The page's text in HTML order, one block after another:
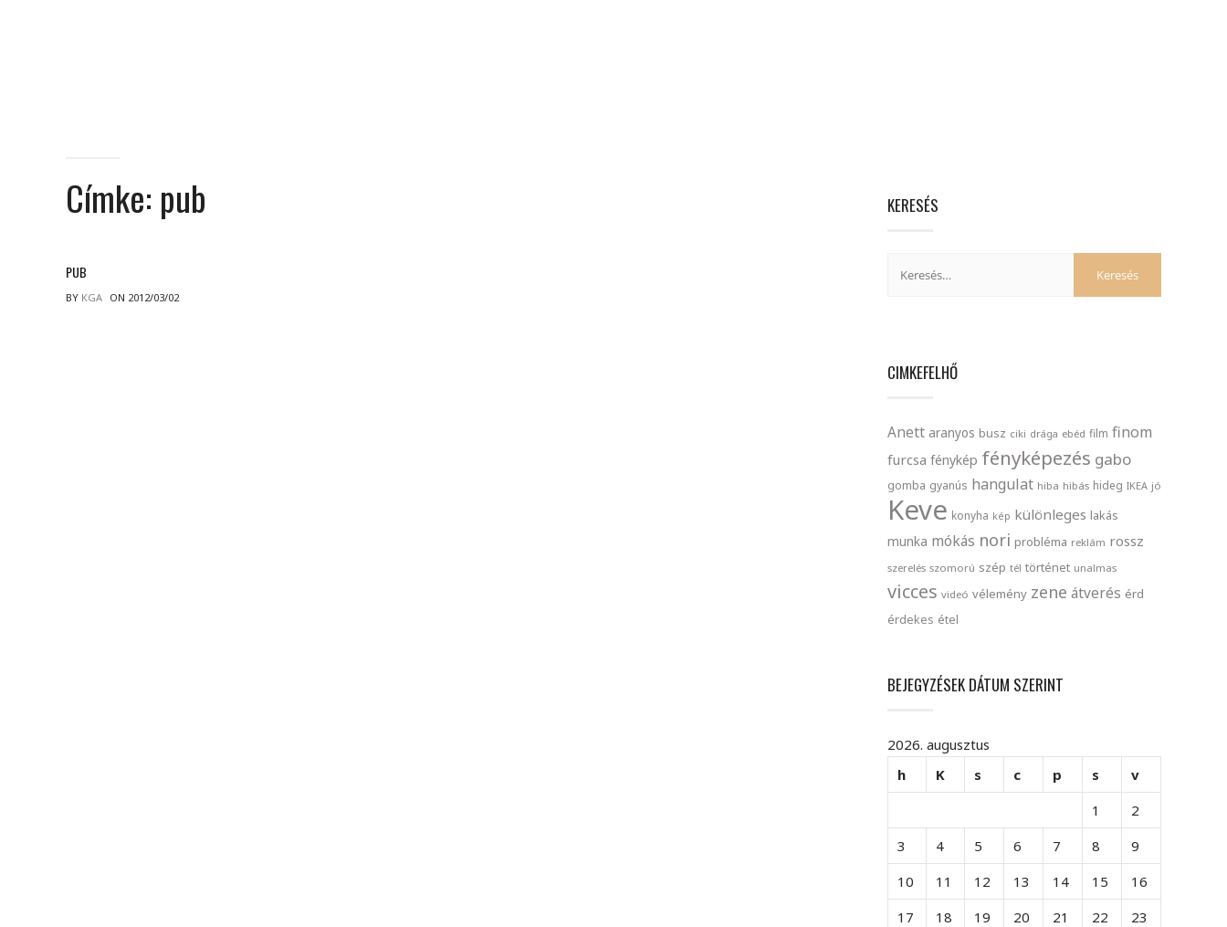
Címke: pub
PUB
BY KGA ON 2012/03/02
KERESÉS
CIMKEFELHŐ
Anett aranyos busz ciki drága ebéd film finom
furcsa fénykép fényképezés gabo
gomba gyanús hangulat hiba hibás hideg IKEA jó
Keve konyha kép különleges lakás
munka mókás nori probléma reklám rossz
szerelés szomorú szép tél történet unalmas
vicces videó vélemény zene átverés érd
érdekes étel
BEJEGYZÉSEK DÁTUM SZERINT
2026. augusztus
h
K s c p s
v
1
2
3
4 5 6 7 8
9
10
11 12 13 14 15
16
17
18 19 20 21 22
23